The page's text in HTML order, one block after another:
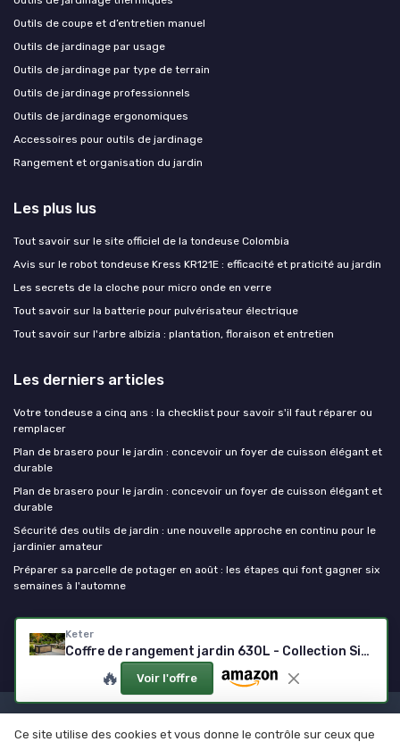
Keter
Coffre de rangement jardin 630L - Collection Signature - Aspect bois Douglas Pin
🔥 Voir l'offre
Outils de coupe et d’entretien manuel
Outils de jardinage par usage
Outils de jardinage par type de terrain
Outils de jardinage professionnels
Outils de jardinage ergonomiques
Accessoires pour outils de jardinage
Rangement et organisation du jardin
Les plus lus
Tout savoir sur le site officiel de la tondeuse Colombia
Avis sur le robot tondeuse Kress KR121E : efficacité et praticité au jardin
Les secrets de la cloche pour micro onde en verre
Tout savoir sur la batterie pour pulvérisateur électrique
Tout savoir sur l'arbre albizia : plantation, floraison et entretien
Les derniers articles
Votre tondeuse a cinq ans : la checklist pour savoir s'il faut réparer ou
remplacer
Plan de brasero pour le jardin : concevoir un foyer de cuisson élégant et
durable
Plan de brasero pour le jardin : concevoir un foyer de cuisson élégant et
durable
Sécurité des outils de jardin : une nouvelle approche en continu pour le
jardinier amateur
Préparer sa parcelle de potager en août : les étapes qui font gagner six
semaines à l'automne
Outils de jardinage
Ce site utilise des cookies et vous donne le contrôle sur ceux que